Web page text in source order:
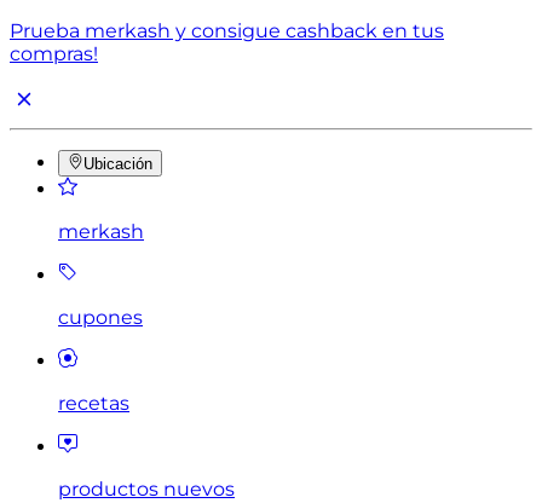
Prueba merkash y consigue cashback en tus
compras!
Ubicación
merkash
cupones
recetas
productos nuevos